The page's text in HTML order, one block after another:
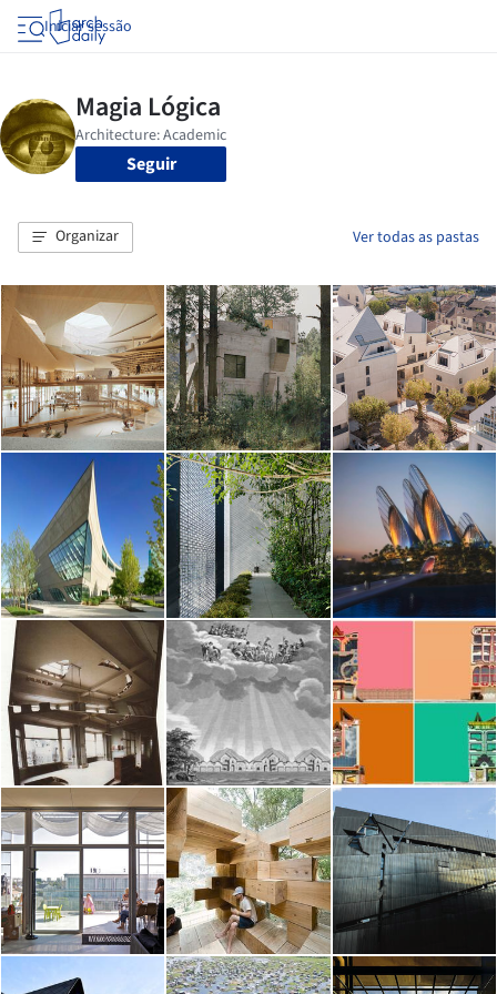
Iniciar sessão
Seguir
Organizar Ver todas as pastas